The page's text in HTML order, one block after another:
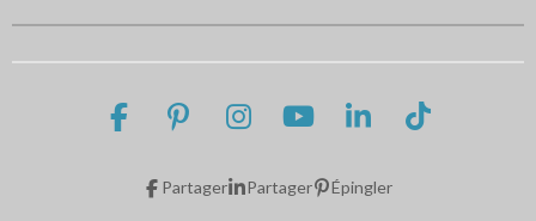
F
P
n
I
s
Y
u
L
n
T
Partager Partager Épingler